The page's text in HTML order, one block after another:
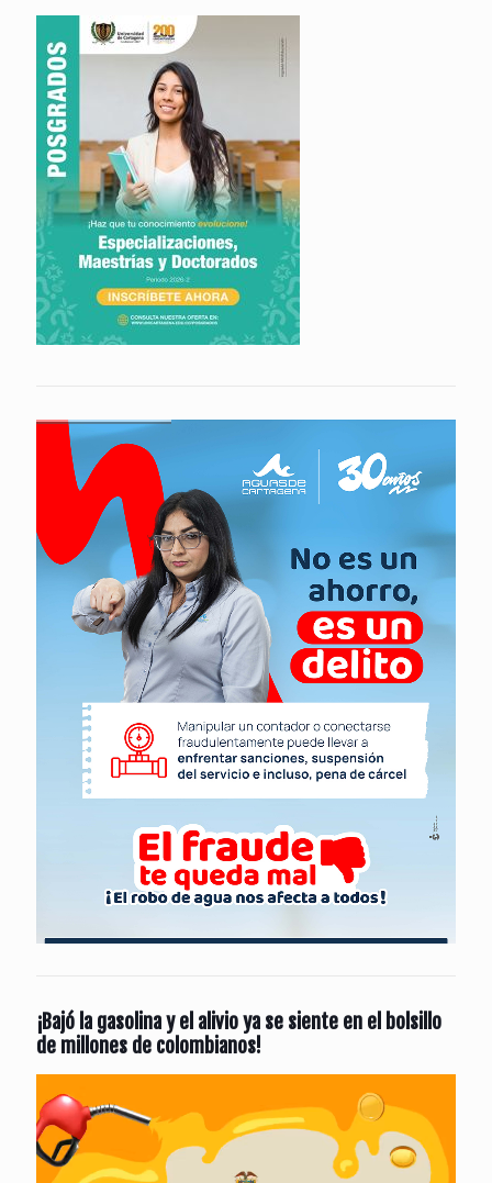
¡Bajó la gasolina y el alivio ya se siente en el bolsillo
de millones de colombianos!
de
vídeo